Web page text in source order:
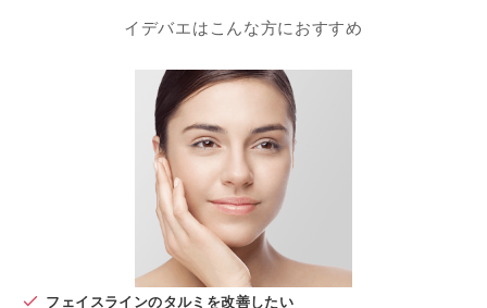
イデバエはこんな方におすすめ
フェイスラインのタルミを改善したい